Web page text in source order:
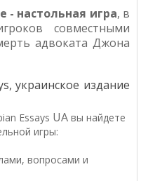
- настольная игра, в
совместными
адвоката Джона
украинское издание
Essays UA вы найдете
игры:
вопросами и